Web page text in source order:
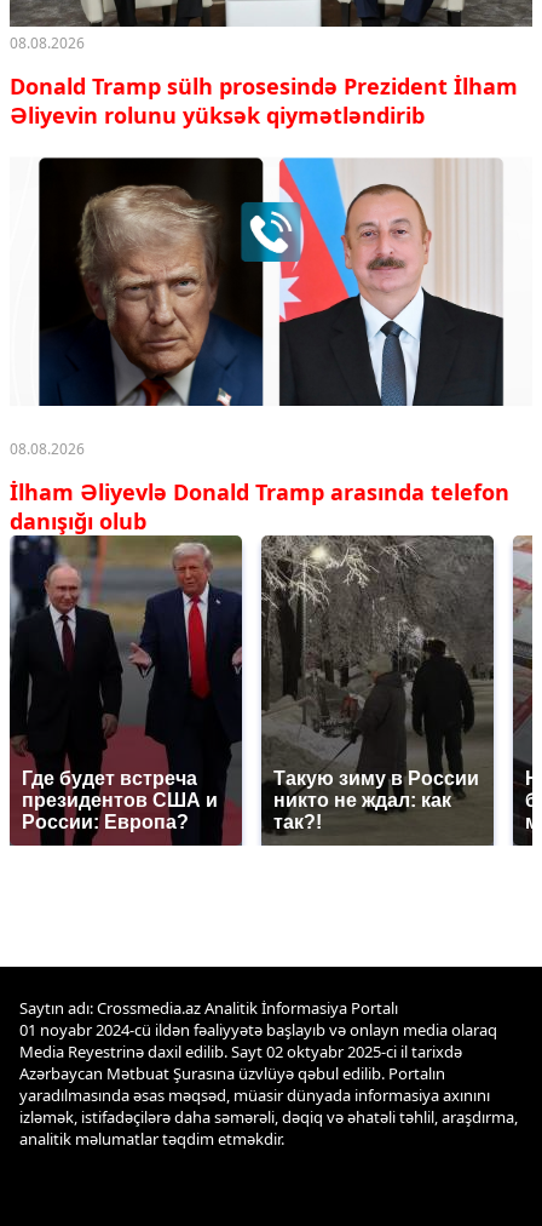
08.08.2026
Donald Tramp sülh prosesində Prezident İlham
Əliyevin rolunu yüksək qiymətləndirib
08.08.2026
İlham Əliyevlə Donald Tramp arasında telefon
danışığı olub
Где будет встреча
президентов США и
России: Европа?
Такую зиму в России
никто не ждал: как
так?!
Saytın adı: Crossmedia.az Analitik İnformasiya Portalı
01 noyabr 2024-cü ildən fəaliyyətə başlayıb və onlayn media olaraq
Media Reyestrinə daxil edilib. Sayt 02 oktyabr 2025-ci il tarixdə
Azərbaycan Mətbuat Şurasına üzvlüyə qəbul edilib. Portalın
yaradılmasında əsas məqsəd, müasir dünyada informasiya axınını
izləmək, istifadəçilərə daha səmərəli, dəqiq və əhatəli təhlil, araşdırma,
analitik məlumatlar təqdim etməkdir.